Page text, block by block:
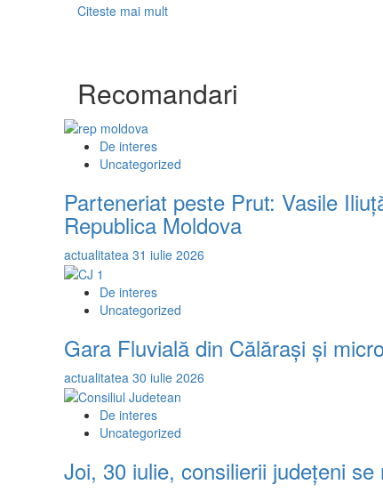
Citeste mai multRead
Cum
excedentul
al
Consiliului
în
Recomandari
De interes
Uncategorized
Parteneriat peste Prut: Vasile
Republica Moldova
actualitatea 31 iulie 2026
De interes
Uncategorized
Gara Fluvială din Călărași și
actualitatea 30 iulie 2026
De interes
Uncategorized
Joi, 30 iulie, consilierii județeni